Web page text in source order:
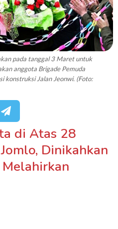
pada tanggal 3 Maret untuk
anggota Brigade Pemuda
konstruksi Jalan Jeonwi. (Foto:
di Atas 28
Dinikahkan
Melahirkan